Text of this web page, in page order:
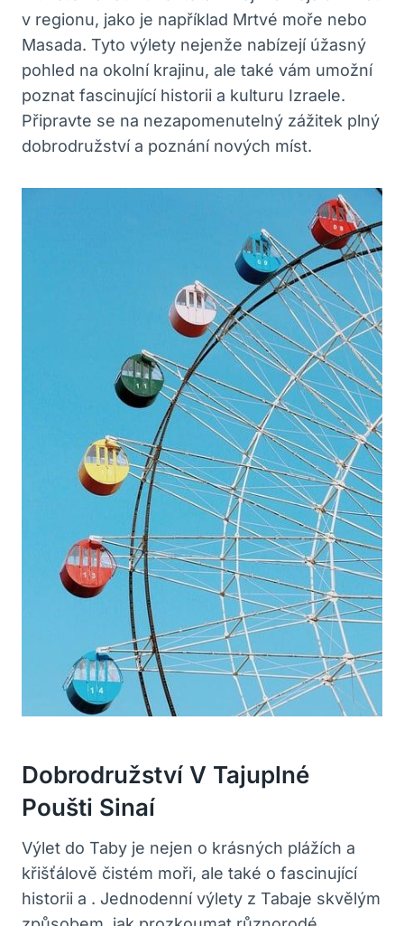
v regionu, jako je například Mrtvé moře nebo
Masada. Tyto výlety nejenže nabízejí úžasný
pohled na okolní krajinu, ale také vám umožní
poznat fascinující historii a kulturu Izraele.
Připravte se na nezapomenutelný zážitek plný
dobrodružství a poznání nových míst.
Dobrodružství V Tajuplné
Poušti Sinaí
Výlet do Taby je nejen o krásných plážích a
křišťálově čistém moři, ale také o fascinující
historii a . Jednodenní výlety z Tabaje skvělým